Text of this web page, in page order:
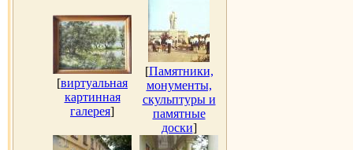
[виртуальная
картинная
галерея]
[Памятники,
монументы,
скульптуры и
памятные
доски]